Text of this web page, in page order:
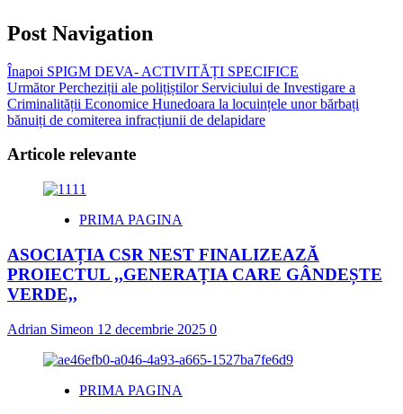
Post Navigation
Înapoi SPIGM DEVA- ACTIVITĂȚI SPECIFICE
UrmătorPercheziții ale polițiștilor Serviciului de Investigare a
Criminalității Economice Hunedoara la locuințele unor bărbați
bănuiți de comiterea infracțiunii de delapidare
Articole relevante
PRIMA PAGINA
ASOCIAȚIA CSR NEST FINALIZEAZĂ
PROIECTUL ,,GENERAȚIA CARE GÂNDEȘTE
VERDE,,
Adrian Simeon 12 decembrie 2025 0
PRIMA PAGINA